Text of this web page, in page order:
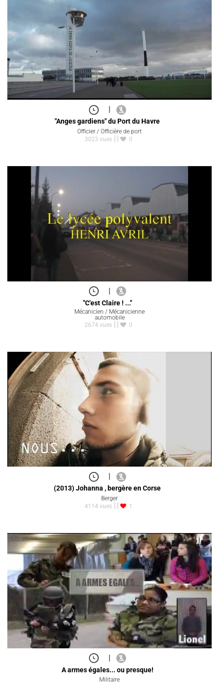
|
"Anges gardiens" du Port du Havre
Officier / Officière de port
3023 vues
0
|
"C'est Claire ! ..."
Mécanicien / Mécanicienne
automobile
2674 vues
0
|
(2013) Johanna , bergère en Corse
Berger
4114 vues
1
|
A armes égales... ou presque!
Militaire